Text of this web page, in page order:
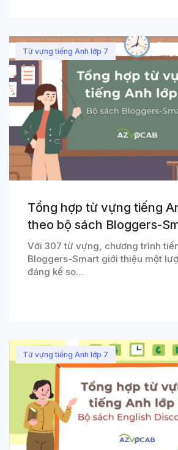
Từ vựng tiếng Anh lớp 7
Tổng hợp từ vựng tiếng
theo bộ sách Bloggers-
Với 307 từ vựng, chương trình
Bloggers-Smart giới thiệu một
đáng kể so…
Từ vựng tiếng Anh lớp 7